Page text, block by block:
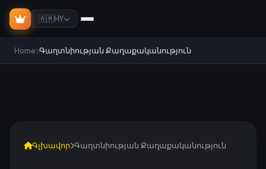
🇦🇲HY
Home Գաղտնիության Քաղաքականություն
Գլխավոր Գաղտնիության Քաղաքականություն